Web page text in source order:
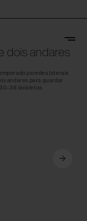
dois andares
paredes laterais
andares para guardar
bicicletas